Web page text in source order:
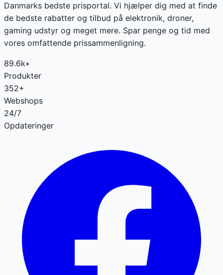
Danmarks bedste prisportal. Vi hjælper dig med at finde
de bedste rabatter og tilbud på elektronik, droner,
gaming udstyr og meget mere. Spar penge og tid med
vores omfattende prissammenligning.
89.6k+
Produkter
352+
Webshops
24/7
Opdateringer